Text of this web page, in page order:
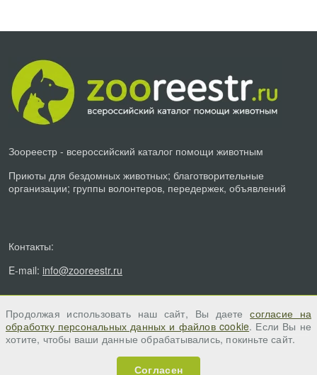
Зоореестр - всероссийский каталог помощи животным
Приюты для бездомных животных; благотворительные
организации; группы волонтеров, передержек, объявлений
Контакты:
E-mail: info@zooreestr.ru
Продолжая использовать наш сайт, Вы даетесогласие на
обработку персональных данных и файлов cookie. Если Вы не
хотите, чтобы ваши данные обрабатывались, покиньте сайт.
Согласен